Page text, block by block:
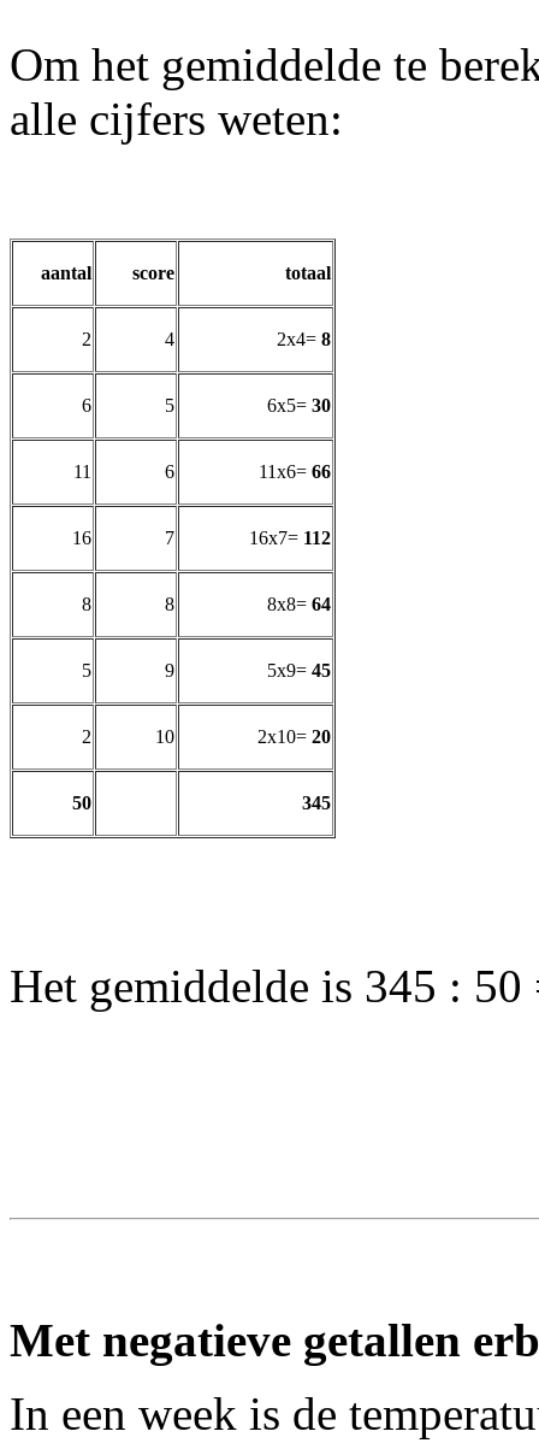
Om het gemiddelde te
alle cijfers weten:
aantal score totaal
2 4 2x4= 8
6 5 6x5= 30
11 6 11x6= 66
16 7 16x7= 112
8 8 8x8= 64
5 9 5x9= 45
2 10 2x10= 20
50 345
Het gemiddelde is 345 :
Met negatieve getallen
In een week is de